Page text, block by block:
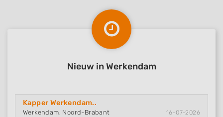
Nieuw in Werkendam
Kapper Werkendam..
Werkendam, Noord-Brabant 16-07-2026